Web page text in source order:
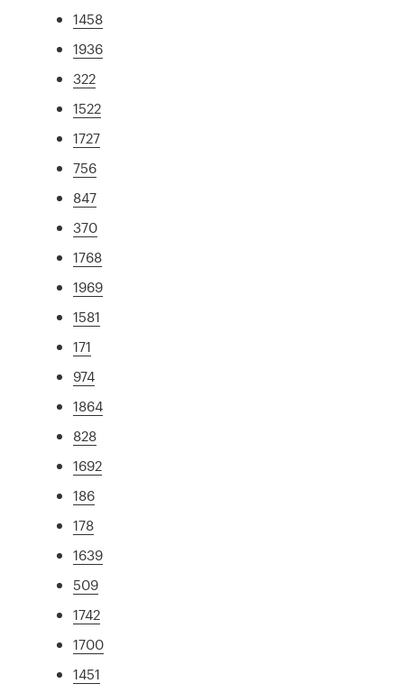
1458
1936
322
1522
1727
756
847
370
1768
1969
1581
171
974
1864
828
1692
186
178
1639
509
1742
1700
1451